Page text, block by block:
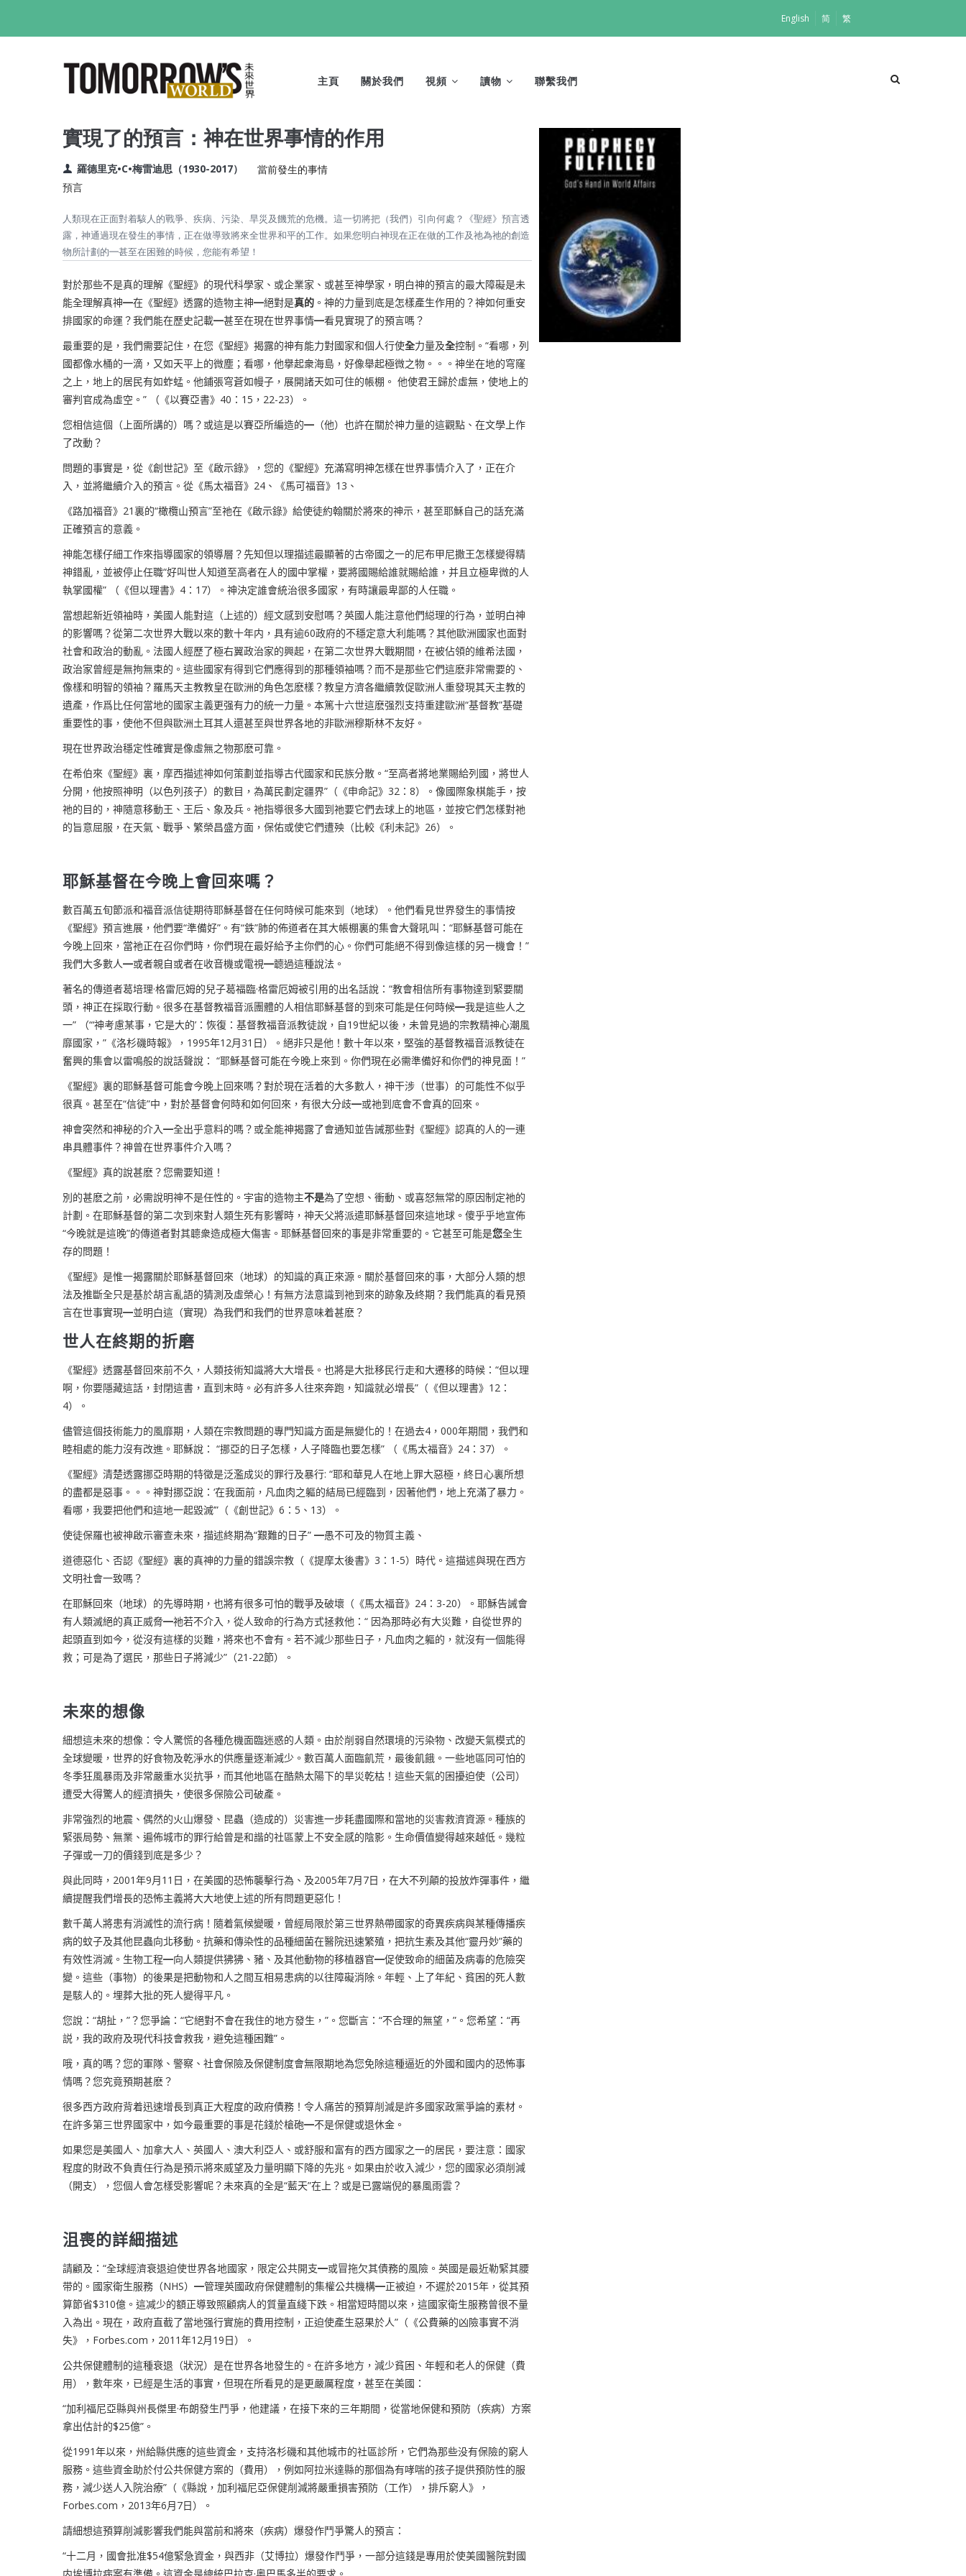
English 简 繁
NAVIGATION
主頁 關於我們 視頻 讀物 聯繫我們
實現了的預言：神在世界事情的作用
羅德里克•C•梅雷迪思（1930-2017）
當前發生的事情
預言
人類現在正面對着駭人的戰爭、疾病、污染、旱災及饑荒的危機。這一切將把（我們）引向何處？《聖經》預言透
露，神通過現在發生的事情，正在做導致將來全世界和平的工作。如果您明白神現在正在做的工作及祂為祂的創造
物所計劃的━甚至在困難的時候，您能有希望！
對於那些不是真的理解《聖經》的現代科學家 、或企業家 、 或甚至神學家，明白神的預言的最大障礙是未
能全理解真神━在《聖經》透露的造物主神━絕對是真的 。神的力量到底是怎樣產生作用的？神如何重安
排國家的命運？我們能在歷史記載━甚至在現在世界事情━看見實現了的預言嗎？
最重要的是，我們需要記住，在您《聖經》揭露的神有能力對國家和個人行使全力量及全控制。“看哪，列
國都像水桶的一滴，又如天平上的微塵；看哪，他擧起衆海島，好像舉起極微之物。。。 神坐在地的穹窿
之上，地上的居民有如蚱蜢。他鋪張穹蒼如幔子，展開諸天如可住的帳棚。 他使君王歸於虛無，使地上的
審判官成為虛空 。” （《以賽亞書》 40 ： 15 ， 22-23）。
您相信這個（上面所講的）嗎？或這是以賽亞所編造的━ （他）也許在關於神力量的這觀點 、 在文學上作
了改動？
問題的事實是，從《創世記》至《啟示錄》，您的《聖經》充滿寫明神怎樣在世界事情介入了，正在介
入，並將繼續介入的預言。從《馬太福音》 24 、 《馬可福音》 13 、
《路加福音》 21裏的“橄欖山預言”至祂在《啟示錄》給使徒約翰關於將來的神示，甚至耶穌自己的話充滿
正確預言的意義。
神能怎樣仔細工作來指導國家的領導層？先知但以理描述最顯著的古帝國之一的尼布甲尼撒王怎樣變得精
神錯亂，並被停止任職“好叫世人知道至高者在人的國中掌權，要將國賜給誰就賜給誰，并且立極卑微的人
執掌國權”
（《但以理書》 4 ： 17）。神決定誰會統治很多國家，有時讓最卑鄙的人任職。
當想起新近領袖時，美國人能對這（上述的）經文感到安慰嗎？英國人能注意他們縂理的行為，並明白神
的影響嗎？從第二次世界大戰以來的數十年内，具有逾60政府的不穩定意大利能嗎？其他歐洲國家也面對
社會和政治的動亂。 法國人經歷了極右翼政治家的興起，在第二次世界大戰期間，在被佔領的維希法國，
政治家曾經是無拘無束的 。這些國家有得到它們應得到的那種領袖嗎？而不是那些它們這麽非常需要的 、
像樣和明智的領袖？羅馬天主教教皇在歐洲的角色怎麽樣？教皇方濟各繼續敦促歐洲人重發現其天主教的
遺產，作爲比任何當地的國家主義更强有力的統一力量。 本篤十六世這麽强烈支持重建歐洲“基督教”基礎
重要性的事，使他不但與歐洲土耳其人還甚至與世界各地的非歐洲穆斯林不友好。
現在世界政治穩定性確實是像虛無之物那麽可靠。
在希伯來《聖經》裏，摩西描述神如何策劃並指導古代國家和民族分散。“至高者將地業賜給列國，將世人
分開，他按照神明（以色列孩子）的數目，為萬民劃定疆界” （《申命記》 32 ： 8）。像國際象棋能手，按
祂的目的，神隨意移動王 、 王后 、 象及兵。祂指導很多大國到祂要它們去球上的地區，並按它們怎樣對祂
的旨意屈服，在天氣 、 戰爭 、 繁榮昌盛方面，保佑或使它們遭殃（比較《利未記》 26）。
耶穌基督在今晚上會回來嗎 ？
數百萬五旬節派和福音派信徒期待耶穌基督在任何時候可能來到（地球）。他們看見世界發生的事情按
《聖經》預言進展，他們要“準備好”。有“鉄”肺的佈道者在其大帳棚裏的集會大聲吼叫：“耶穌基督可能在
今晚上回來，當祂正在召你們時，你們現在最好給予主你們的心。你們可能絕不得到像這樣的另一機會！”
我們大多數人━或者親自或者在收音機或電視━聼過這種說法。
著名的傳道者葛培理·格雷厄姆的兒子葛福臨·格雷厄姆被引用的出名話說：“教會相信所有事物達到緊要關
頭，神正在採取行動。很多在基督教福音派團體的人相信耶穌基督的到來可能是任何時候━我是這些人之
一” （“‘神考慮某事，它是大的’：恢復：基督教福音派教徒說，自19世紀以後，未曾見過的宗教精神心潮風
靡國家，”《洛杉磯時報》， 1995年12月31 日）。絕非只是他！數十年以來，堅強的基督教福音派教徒在
奮興的集會以雷鳴般的說話聲說： “耶穌基督可能在今晚上來到。你們現在必需準備好和你們的神見面！”
《聖經》裏的耶穌基督可能會今晚上回來嗎？對於現在活着的大多數人，神干涉（世事）的可能性不似乎
很真。甚至在“信徒”中，對於基督會何時和如何回來，有很大分歧━或祂到底會不會真的回來。
神會突然和神秘的介入━全出乎意料的嗎？或全能神揭露了會通知並告誡那些對《聖經》認真的人的一連
串具體事件？神曾在世界事件介入嗎？
《聖經》真的說甚麽？您需要知道！
別的甚麽之前，必需說明神不是任性的。宇宙的造物主不是為了空想 、 衝動 、 或喜怒無常的原因制定祂的
計劃。在耶穌基督的第二次到來對人類生死有影響時，神天父將派遣耶穌基督回來這地球。傻乎乎地宣佈
“今晚就是這晚”的傳道者對其聼衆造成極大傷害。耶穌基督回來的事是非常重要的。它甚至可能是您全生
存的問題！
《聖經》是惟一揭露關於耶穌基督回來（地球）的知識的真正來源。關於基督回來的事，大部分人類的想
法及推斷全只是基於胡言亂語的猜測及虛榮心！有無方法意識到祂到來的跡象及終期？我們能真的看見預
言在世事實現━並明白這（實現）為我們和我們的世界意味着甚麽？
世人在終期的折磨
《聖經》透露基督回來前不久，人類技術知識將大大增長。也將是大批移民行走和大遷移的時候：“但以理
啊，你要隱藏這話，封閉這書，直到末時。必有許多人往來奔跑，知識就必增長” （《但以理書》 12 ：
4）。
儘管這個技術能力的風靡期，人類在宗教問題的專門知識方面是無變化的！在過去4 ， 000年期間，我們和
睦相處的能力沒有改進。耶穌說： “挪亞的日子怎樣，人子降臨也要怎樣” （《馬太福音》 24 ： 37）。
《聖經》清楚透露挪亞時期的特徵是泛濫成災的罪行及暴行: “耶和華見人在地上罪大惡極，終日心裏所想
的盡都是惡事。。。神對挪亞說：‘在我面前，凡血肉之軀的結局已經臨到，因著他們，地上充滿了暴力。
看哪，我要把他們和這地一起毀滅’” （《創世記》 6 ： 5 、 13）。
使徒保羅也被神啟示審查未來，描述終期為“艱難的日子” ━愚不可及的物質主義 、
道德惡化 、 否認《聖經》裏的真神的力量的錯誤宗教（《提摩太後書》 3 ： 1-5）時代。這描述與現在西方
文明社會一致嗎？
在耶穌回來（地球）的先導時期，也將有很多可怕的戰爭及破壞（《馬太福音》 24 ： 3-20）。耶穌告誡會
有人類滅絕的真正威脅━祂若不介入，從人致命的行為方式拯救他：“ 因為那時必有大災難，自從世界的
起頭直到如今，從沒有這樣的災難，將來也不會有。若不減少那些日子，凡血肉之軀的，就沒有一個能得
救；可是為了選民，那些日子將減少” （21-22節）。
未來的想像
細想這未來的想像：令人驚慌的各種危機面臨迷惑的人類。由於削弱自然環境的污染物 、 改變天氣模式的
全球變暖，世界的好食物及乾淨水的供應量逐漸減少。數百萬人面臨飢荒，最後飢餓。一些地區同可怕的
冬季狂風暴雨及非常嚴重水災抗爭，而其他地區在酷熱太陽下的旱災乾枯！這些天氣的困擾迫使（公司）
遭受大得驚人的經濟損失，使很多保險公司破產。
非常強烈的地震 、 偶然的火山爆發 、 昆蟲（造成的）災害進一步耗盡國際和當地的災害救濟資源。種族的
緊張局勢 、 無業 、 遍佈城市的罪行給曾是和諧的社區蒙上不安全感的陰影。生命價值變得越來越低。幾粒
子彈或一刀的價錢到底是多少？
與此同時， 2001年9月11 日，在美國的恐怖襲擊行為 、 及2005年7月7日，在大不列顛的投放炸彈事件，繼
續提醒我們增長的恐怖主義將大大地使上述的所有問題更惡化！
數千萬人將患有消滅性的流行病！隨着氣候變暖，曾經局限於第三世界熱帶國家的奇異疾病與某種傳播疾
病的蚊子及其他昆蟲向北移動。抗藥和傳染性的品種細菌在醫院迅速繁殖，把抗生素及其他“靈丹妙”藥的
有效性消滅。生物工程━向人類提供狒狒 、 豬 、 及其他動物的移植器官━促使致命的細菌及病毒的危險突
變。這些（事物）的後果是把動物和人之間互相易患病的以往障礙消除。年輕 、 上了年紀 、 貧困的死人數
是駭人的。埋葬大批的死人變得平凡。
您說：“胡扯，”？您爭論：“它絕對不會在我住的地方發生，”。您斷言：“不合理的無望，”。您希望：“再
説，我的政府及現代科技會救我，避免這種困難”。
哦，真的嗎？您的軍隊 、 警察 、 社會保險及保健制度會無限期地為您免除這種逼近的外國和國内的恐怖事
情嗎？您究竟預期甚麽？
很多西方政府背着迅速增長到真正大程度的政府債務！令人痛苦的預算削減是許多國家政黨爭論的素材。
在許多第三世界國家中，如今最重要的事是花錢於槍砲━不是保健或退休金。
如果您是美國人 、 加拿大人 、 英國人 、 澳大利亞人 、 或舒服和富有的西方國家之一的居民，要注意：國家
程度的財政不負責任行為是預示將來威望及力量明顯下降的先兆。如果由於收入減少，您的國家必須削減
（開支），您個人會怎樣受影響呢？未來真的全是“藍天”在上？或是已露端倪的暴風雨雲？
沮喪的詳細描述
請顧及：“全球經濟衰退迫使世界各地國家，限定公共開支━或冒拖欠其債務的風險。英國是最近勒緊其腰
带的。國家衛生服務（NHS） ━管理英國政府保健體制的集權公共機構━正被迫，不遲於2015年，從其預
算節省$310億。這减少的額正導致照顧病人的質量直綫下跌。相當短時間以來，這國家衛生服務曾很不量
入為出。現在，政府直截了當地强行實施的費用控制，正迫使產生惡果於人”（《公費藥的凶險事實不消
失》， Forbes.com ， 2011年12月19日）。
公共保健體制的這種衰退（狀況）是在世界各地發生的。在許多地方，減少貧困 、 年輕和老人的保健（費
用），數年來，已經是生活的事實，但現在所看見的是更嚴厲程度，甚至在美國：
“加利福尼亞縣與州長傑里·布朗發生鬥爭，他建議，在接下來的三年期間，從當地保健和預防（疾病）方案
拿出估計的$25億”。
從1991年以來，州給縣供應的這些資金，支持洛杉磯和其他城市的社區診所，它們為那些没有保險的窮人
服務。這些資金助於付公共保健方案的（費用），例如阿拉米達縣的那個為有哮喘的孩子提供預防性的服
務，減少送人入院治療”（《縣說，加利福尼亞保健削減將嚴重損害預防（工作），排斥窮人》，
Forbes.com ， 2013年6月7日）。
請細想這預算削減影響我們能與當前和將來（疾病）爆發作鬥爭驚人的預言：
“十二月，國會批准$54億緊急資金，與西非（艾博拉）爆發作鬥爭，一部分這錢是專用於使美國醫院對國